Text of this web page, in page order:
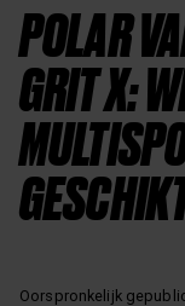
POLAR
GRIT X:
Oorspronkelijk